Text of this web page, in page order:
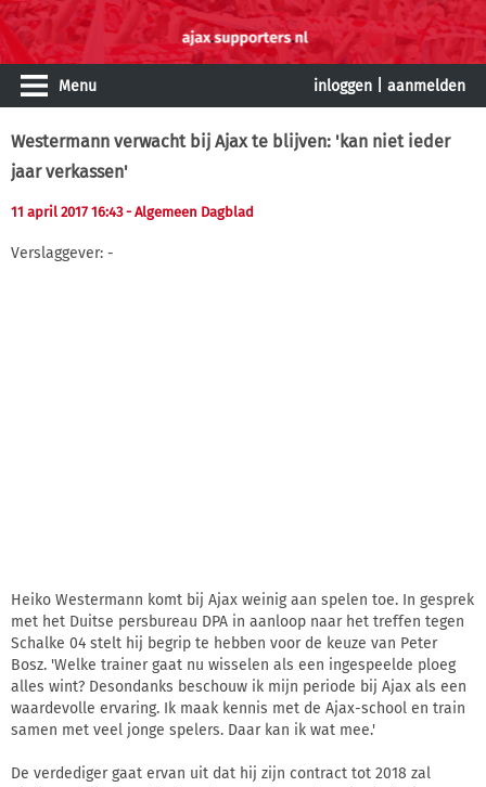
Menu inloggen aanmelden
Westermann verwacht bij Ajax te blijven: 'kan niet ieder
jaar verkassen'
11 april 2017 16:43- Algemeen Dagblad
Verslaggever: -
Heiko Westermann komt bij Ajax weinig aan spelen toe. In gesprek
met het Duitse persbureau DPA in aanloop naar het treffen tegen
Schalke 04 stelt hij begrip te hebben voor de keuze van Peter
Bosz. 'Welke trainer gaat nu wisselen als een ingespeelde ploeg
alles wint? Desondanks beschouw ik mijn periode bij Ajax als een
waardevolle ervaring. Ik maak kennis met de Ajax-school en train
samen met veel jonge spelers. Daar kan ik wat mee.'
De verdediger gaat ervan uit dat hij zijn contract tot 2018 zal